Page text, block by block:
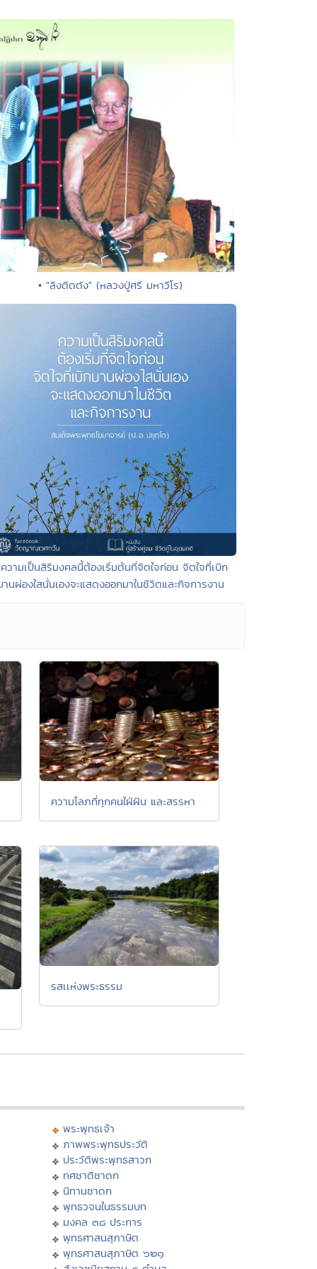
• "ลิงติดตัง" (หลวงปู่ศรี มหาวีโร)
วามเป็นสิริมงคลนี้ต้องเริ่มต้นที่จิตใจก่อน จิตใจที่เบิก
านผ่องใสนั่นเองจะแสดงออกมาในชีวิตและกิจการงาน
ความโลภที่ทุกคนใฝ่ฝัน และสรรหา
รสเเห่งพระธรรม
พระพุทธเจ้า
ภาพพระพุทธประวัติ
ประวัติพระพุทธสาวก
ทศชาติชาดก
นิทานชาดก
พุทธวจนในธรรมบท
มงคล ๓๘ ประการ
พุทธศาสนสุภาษิต
พุทธศาสนสุภาษิต ๖๒๑